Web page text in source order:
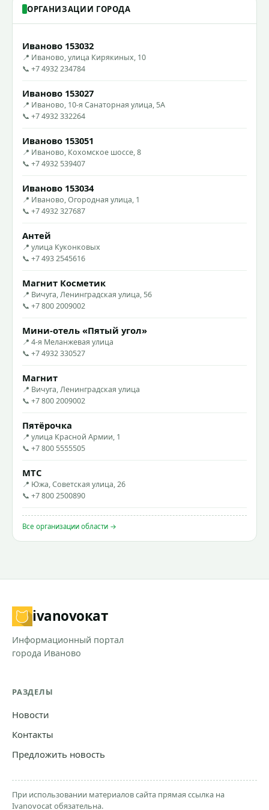
ОРГАНИЗАЦИИ ГОРОДА
Иваново 153032
📍 Иваново, улица Кирякиных, 10
📞 +7 4932 234784
Иваново 153027
📍 Иваново, 10-я Санаторная улица, 5А
📞 +7 4932 332264
Иваново 153051
📍 Иваново, Кохомское шоссе, 8
📞 +7 4932 539407
Иваново 153034
📍 Иваново, Огородная улица, 1
📞 +7 4932 327687
Антей
📍 улица Куконковых
📞 +7 493 2545616
Магнит Косметик
📍 Вичуга, Ленинградская улица, 56
📞 +7 800 2009002
Мини-отель «Пятый угол»
📍 4-я Меланжевая улица
📞 +7 4932 330527
Магнит
📍 Вичуга, Ленинградская улица
📞 +7 800 2009002
Пятёрочка
📍 улица Красной Армии, 1
📞 +7 800 5555505
МТС
📍 Южа, Советская улица, 26
📞 +7 800 2500890
Все организации области →
ivanovoкат
Информационный портал
города Иваново
РАЗДЕЛЫ
Новости
Контакты
Предложить новость
При использовании материалов сайта прямая ссылка на
Ivanovocat обязательна.